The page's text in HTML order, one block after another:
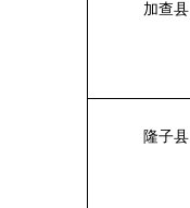
加查县
隆子县